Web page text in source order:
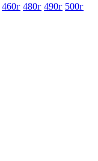
460г 480г 490г 500г